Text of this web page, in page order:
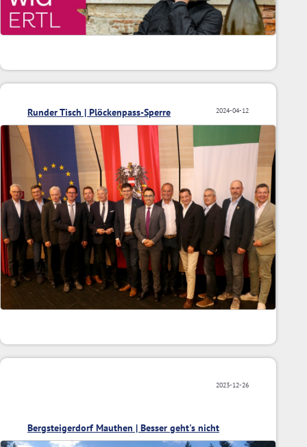
2024-04-12
Runder Tisch | Plöckenpass-Sperre
2023-12-26
Bergsteigerdorf Mauthen | Besser geht's nicht